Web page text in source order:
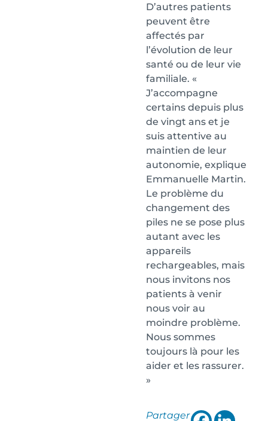
D’autres patients
peuvent être
affectés par
l’évolution de leur
santé ou de leur vie
familiale. «
J’accompagne
certains depuis plus
de vingt ans et je
suis attentive au
maintien de leur
autonomie, explique
Emmanuelle Martin.
Le problème du
changement des
piles ne se pose plus
autant avec les
appareils
rechargeables, mais
nous invitons nos
patients à venir
nous voir au
moindre problème.
Nous sommes
toujours là pour les
aider et les rassurer.
»
Partager